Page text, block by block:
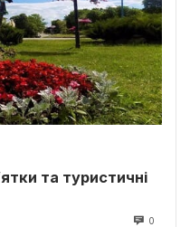
та туристичні
0